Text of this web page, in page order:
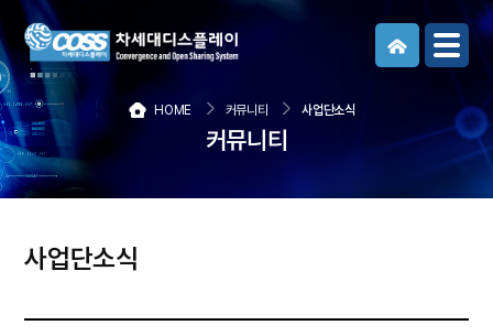
메뉴보기
HOME 커뮤니티 사업단소식
커뮤니티
사업단소식